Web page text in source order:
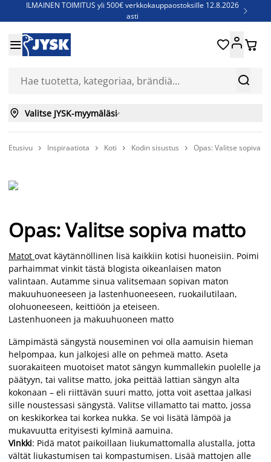
ILMAINEN TOIMITUS yli 500€ verkkokauppaostoksille 12.8.2026
asti

Jenkkisänkyjä - Säästä jopa 60%


 
 Valitse JYSK-myymäläsi
Etusivu  Inspiraatiota  Koti  Kodin sisustus  Opas: Valitse sopiva
Opas: Valitse sopiva matto
Matot ovat käytännöllinen lisä kaikkiin kotisi huoneisiin. Poimi
parhaimmat vinkit tästä blogista oikeanlaisen maton
valintaan. Autamme sinua valitsemaan sopivan maton
makuuhuoneeseen ja lastenhuoneeseen, ruokailutilaan,
olohuoneeseen, keittiöön ja eteiseen.
Lastenhuoneen ja makuuhuoneen matto
Lämpimästä sängystä nouseminen voi olla aamuisin hieman
helpompaa, kun jalkojesi alle on pehmeä matto. Aseta
suorakaiteen muotoiset matot sängyn kummallekin puolelle ja
päätyyn, tai valitse matto, joka peittää lattian sängyn alta
kokonaan – eli riittävän suuri matto, jotta voit asettaa jalkasi
sille noustessasi sängystä. Valitse villamatto tai matto, jossa
on keskikorkea tai korkea nukka. Se voi lisätä lämpöä ja
mukavuutta erityisesti kylminä aamuina.
Vinkki: Pidä matot paikoillaan liukumattomalla alustalla, jotta
vältät liukastumisen tai kompastumisen. Lisää mattojen alle